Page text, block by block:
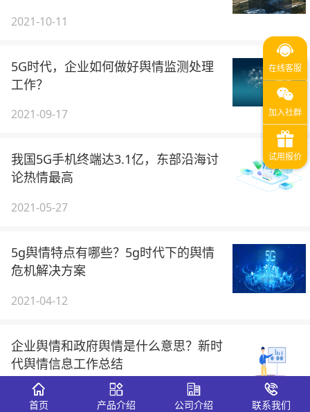
2021-10-11
5G时代，企业如何做好舆情监测处理
工作？
2021-09-17
我国5G手机终端达3.1亿，东部沿海讨
论热情最高
2021-05-27
5g舆情特点有哪些？5g时代下的舆情
危机解决方案
2021-04-12
企业舆情和政府舆情是什么意思？新时
代舆情信息工作总结
2021-03-01
首页 产品介绍 公司介绍 联系我们